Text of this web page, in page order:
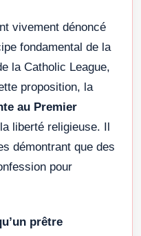
vivement dénoncé
fondamental de la
la Catholic League,
proposition, la
au Premier
liberté religieuse. Il
démontrant que des
pour
prêtre